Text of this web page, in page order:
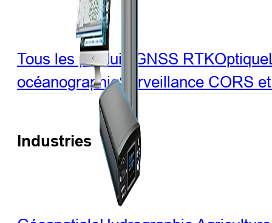
Tous les produits GNSS RTKOptique
océanographieSurveillance CORS
Industries